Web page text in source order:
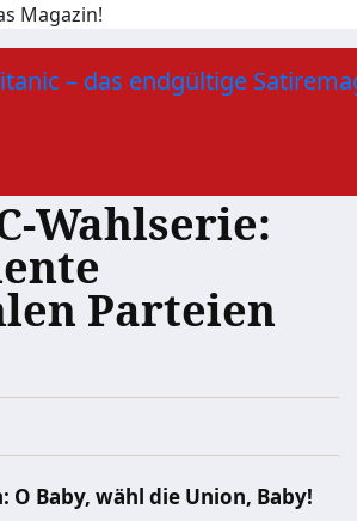
Wahlserie:
Parteien
O Baby, wähl die Union, Baby!